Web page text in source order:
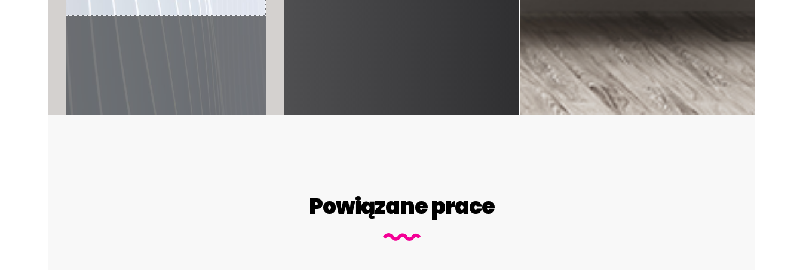
Powiązane prace